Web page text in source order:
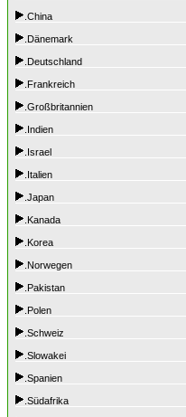
.China
.Dänemark
.Deutschland
.Frankreich
.Großbritannien
.Indien
.Israel
.Italien
.Japan
.Kanada
.Korea
.Norwegen
.Pakistan
.Polen
.Schweiz
.Slowakei
.Spanien
.Südafrika